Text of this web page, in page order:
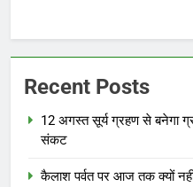
Recent Posts
12 अगस्त सूर्य ग्रहण से बनेगा
संकट
कैलाश पर्वत पर आज तक क्यों